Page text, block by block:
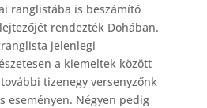
ranglistába is beszámító
rendezték Dohában.
jelenlegi
a kiemeltek között
tizenegy versenyzőnk
eseményen. Négyen pedig